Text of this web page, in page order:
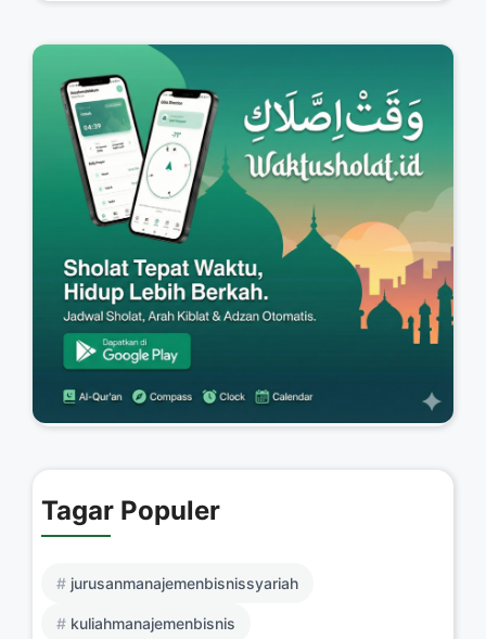
Tagar Populer
jurusanmanajemenbisnissyariah
kuliahmanajemenbisnis